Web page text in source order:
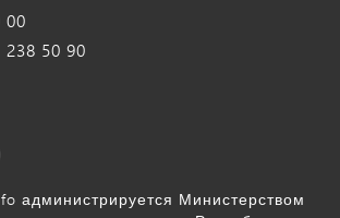
00
50 90
администрируется Министерством